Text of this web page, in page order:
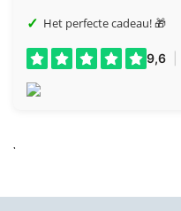
✓ Het perfecte cadeau! 🎁